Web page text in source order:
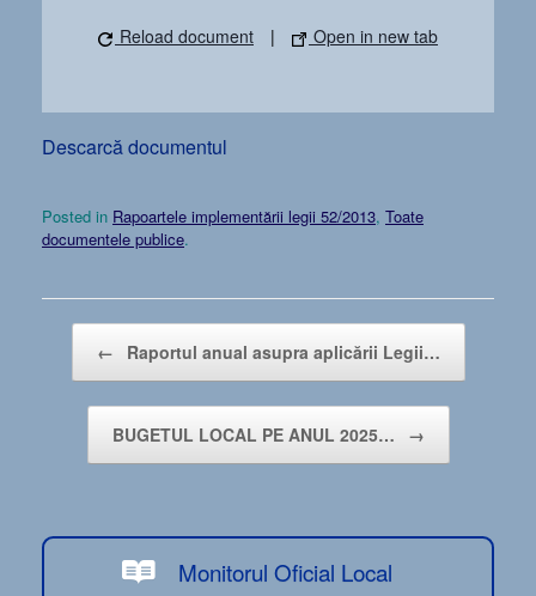
Reload document | Open in new tab
Descarcă documentul
Posted in Rapoartele implementării legii 52/2013, Toate
documentele publice.
← Raportul anual asupra aplicării Legii…
BUGETUL LOCAL PE ANUL 2025… →
Monitorul Oficial Local